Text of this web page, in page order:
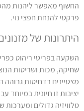
מאפשר ליהנות
להנחת חפצי נוי.
של
בפריטי ריהוט כפרי
מכות ושריטות
בדחיסות גבוהה
זו חיונית במיוחד
גדולים ומערכות